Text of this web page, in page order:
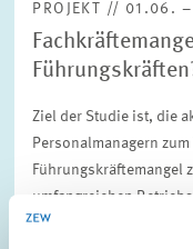
PROJEKT // 01.06.
Ziel der Studie ist, die
Personalmanagern
Führungskräftemangel
umfangreichen
und…